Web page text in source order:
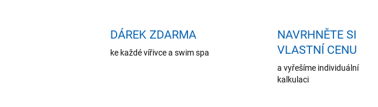
DÁREK ZDARMA
ke každé vířivce a swim spa
NAVRHNĚTE SI
VLASTNÍ CENU
a vyřešíme individuální
kalkulaci